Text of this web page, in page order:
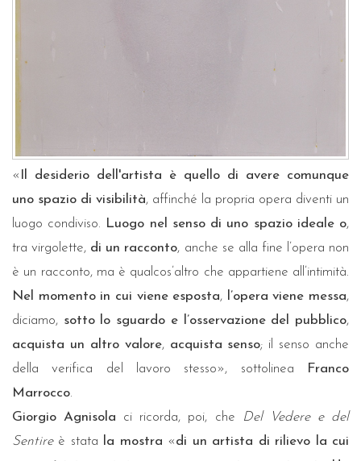
«
Il desiderio dell'artista è quello di avere comunque
uno spazio di visibilità, affinché la propria opera diventi un
luogo condiviso. Luogo nel senso di uno spazio ideale o,
tra virgolette, di un racconto, anche se alla fine l’opera non
è un racconto, ma è qualcos’altro che appartiene all’intimità.
Nel momento in cui viene esposta, l’opera viene messa,
diciamo, sotto lo sguardo e l’osservazione del pubblico,
acquista un altro valore, acquista senso; il senso anche
della verifica del lavoro stesso», sottolinea
Franco
Marrocco.
Giorgio Agnisola ci ricorda, poi, che
Del Vedere e del
Sentireè stata la mostra «di un artista di rilievo la cui